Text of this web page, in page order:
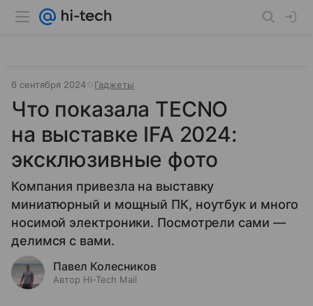
6 сентября 2024 Гаджеты
Что показала TECNO
на выставке IFA 2024:
эксклюзивные фото
Компания привезла на выставку
миниатюрный и мощный ПК, ноутбук и много
носимой электроники. Посмотрели сами —
делимся с вами.
Павел Колесников
Автор Hi-Tech Mail